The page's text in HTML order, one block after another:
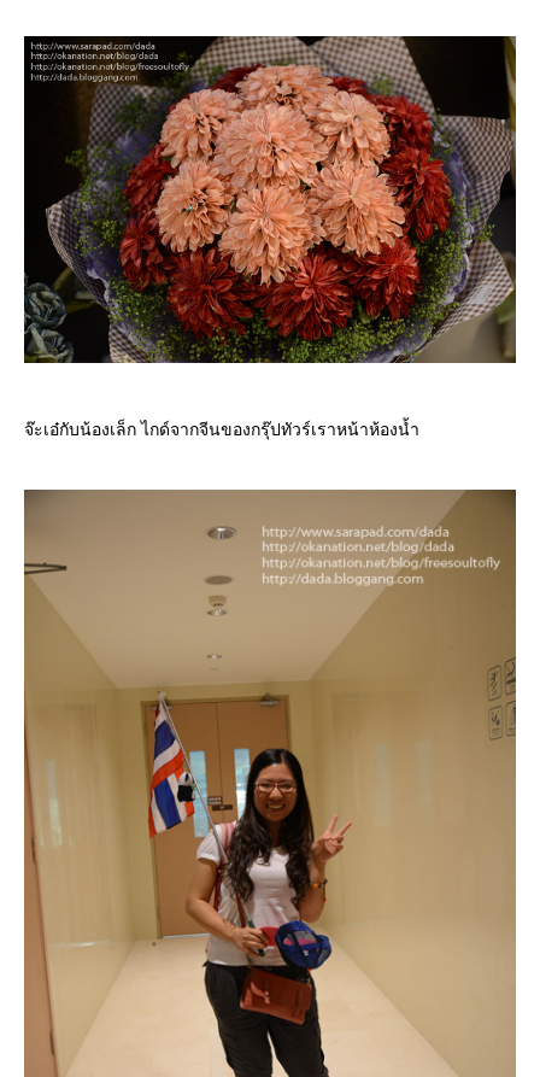
จ๊ะเอ๋กับน้องเล็ก ไกด์จากจีนของกรุ๊ปทัวร์เราหน้าห้องน้ำ